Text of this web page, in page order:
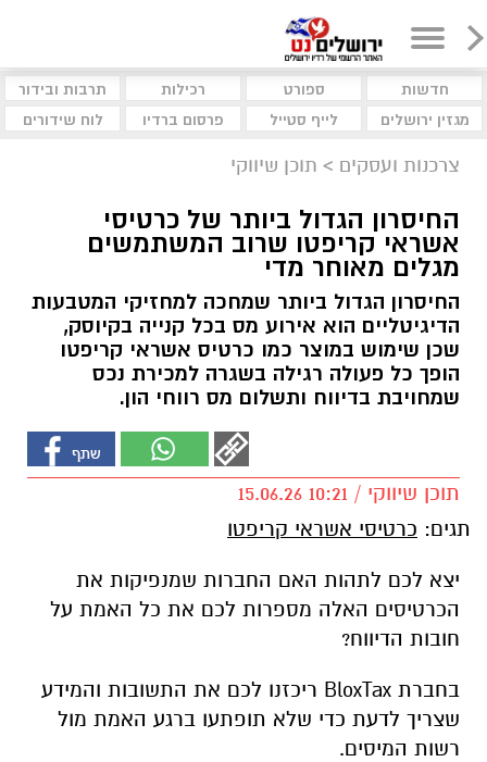
חדשות ספורט רכילות
תרבות ובידור
מגזין ירושלים
לייף סטייל פרסום ברדיו לוח שידורים
צרכנות ועסקים > תוכן שיווקי
החיסרון הגדול ביותר של כרטיסי
אשראי קריפטו שרוב המשתמשים
מגלים מאוחר מדי
החיסרון הגדול ביותר שמחכה למחזיקי המטבעות
הדיגיטליים הוא אירוע מס בכל קנייה בקיוסק,
שכן שימוש במוצר כמו כרטיס אשראי קריפטו
הופך כל פעולה רגילה בשגרה למכירת נכס
שמחויבת בדיווח ותשלום מס רווחי הון.
תוכן שיווקי / 10:21 15.06.26
תגים: כרטיסי אשראי קריפטו
יצא לכם לתהות האם החברות שמנפיקות את
הכרטיסים האלה מספרות לכם את כל האמת על
חובות הדיווח?
בחברת BloxTax ריכזנו לכם את התשובות והמידע
שצריך לדעת כדי שלא תופתעו ברגע האמת מול
רשות המיסים.